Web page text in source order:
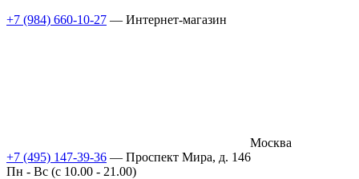
+7 (984) 660-10-27 — Интернет-магазин
Москва
+7 (495) 147-39-36 — Проспект Мира, д. 146
Пн - Вс (c 10.00 - 21.00)